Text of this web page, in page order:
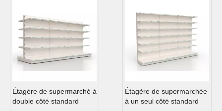
Étagère de supermarché à
double côté standard
Étagère de supermarchée
à un seul côté standard